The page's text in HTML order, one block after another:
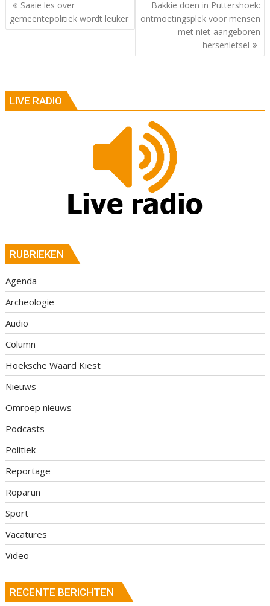
Saaie les over
gemeentepolitiek wordt leuker
Bakkie doen in Puttershoek:
ontmoetingsplek voor mensen
met niet-aangeboren
hersenletsel
LIVE RADIO
RUBRIEKEN
Agenda
Archeologie
Audio
Column
Hoeksche Waard Kiest
Nieuws
Omroep nieuws
Podcasts
Politiek
Reportage
Roparun
Sport
Vacatures
Video
RECENTE BERICHTEN